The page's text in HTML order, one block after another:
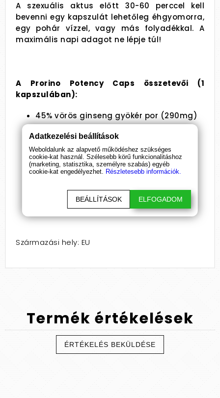
A szexuális aktus előtt 30-60 perccel kell
bevenni egy kapszulát lehetőleg éhgyomorra,
egy pohár vízzel, vagy más folyadékkal. A
maximális napi adagot ne lépje túl!
A Prorino Potency Caps összetevői (1
kapszulában):
45% vörös ginseng gyökér por (290mg)
14,7% L-Arginin (95mg)
14% Maca gyökér por (90mg)
4,7% Ginkgo Biloba kivonat (30mg)
Származási hely: EU
Termék értékelések
ÉRTÉKELÉS BEKÜLDÉSE
Adatkezelési beállítások
Weboldalunk az alapvető működéshez szükséges
cookie-kat használ. Szélesebb körű funkcionalitáshoz
(marketing, statisztika, személyre szabás) egyéb
cookie-kat engedélyezhet. Részletesebb információk.
BEÁLLÍTÁSOK ELFOGADOM